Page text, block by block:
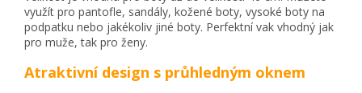
využít pro pantofle, sandály, kožené boty, vysoké boty na
podpatku nebo jakékoliv jiné boty. Perfektní vak vhodný jak
pro muže, tak pro ženy.
Atraktivní design s průhledným oknem